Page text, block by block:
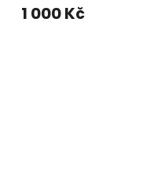
1 000 Kč